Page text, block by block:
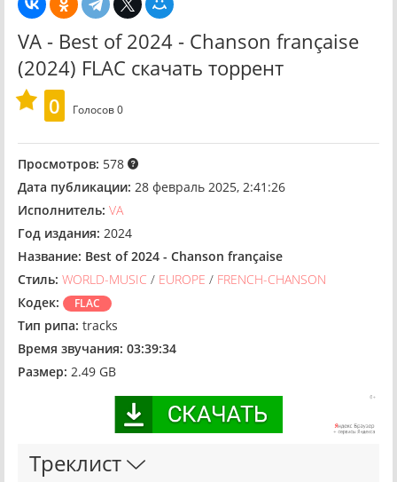
VA - Best of 2024 - Chanson française
(2024) FLAC скачать торрент
0
Голосов0
Просмотров: 578
Дата публикации: 28 февраль 2025, 2:41:26
Исполнитель: VA
Год издания: 2024
Название: Best of 2024 - Chanson française
Стиль: WORLD-MUSIC / EUROPE / FRENCH-CHANSON
Кодек:
FLAC
Тип рипа: tracks
Время звучания: 03:39:34
Размер: 2.49 GB
Треклист